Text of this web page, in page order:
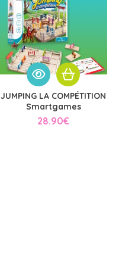
JUMPING LA COMPÉTITION
Smartgames
28.90€